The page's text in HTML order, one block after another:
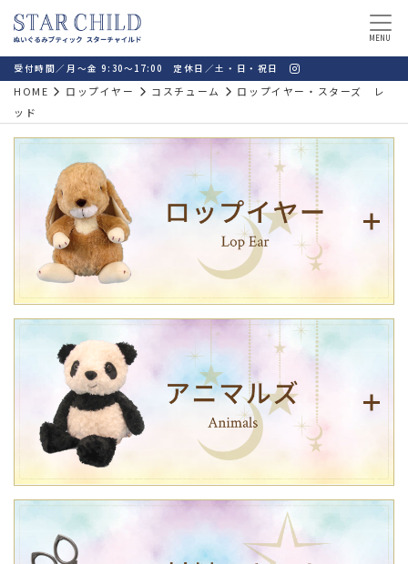
MENU
受付時間／月～金 9:30～17:00 定休日／土・日・祝日
HOME ロップイヤー コスチューム
ロップイヤー・スターズ レ
ッド